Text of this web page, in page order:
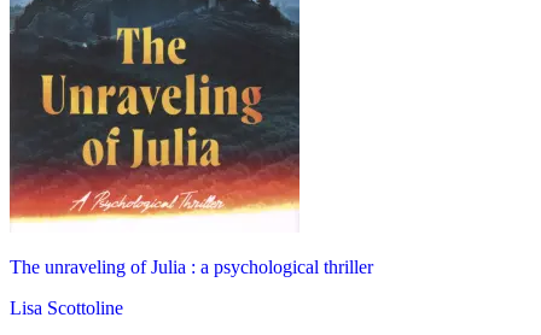
The unraveling of Julia : a psychological thriller
Lisa Scottoline